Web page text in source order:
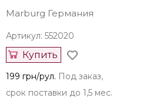
Marburg Германия
Артикул: 552020
Купить
199 грн/рул. Под заказ,
срок поставки до 1,5 мес.